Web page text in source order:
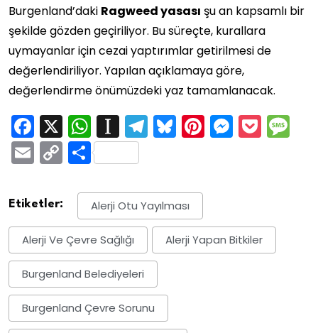
Burgenland’daki Ragweed yasası şu an kapsamlı bir
şekilde gözden geçiriliyor. Bu süreçte, kurallara
uymayanlar için cezai yaptırımlar getirilmesi de
değerlendiriliyor. Yapılan açıklamaya göre,
değerlendirme önümüzdeki yaz tamamlanacak.
Facebook
X WhatsApp
Instapaper
Telegram
Bluesky
Pinterest
EmailCopy
Link
Share
Etiketler: Alerji Otu Yayılması
Alerji Ve Çevre Sağlığı Alerji Yapan Bitkiler
Burgenland Belediyeleri
Burgenland Çevre Sorunu